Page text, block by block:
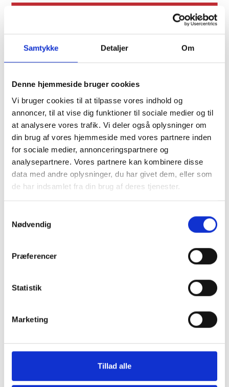
Samtykke Detaljer Om
Denne hjemmeside bruger cookies
Vi bruger cookies til at tilpasse vores indhold og
annoncer, til at vise dig funktioner til sociale medier og til
at analysere vores trafik. Vi deler også oplysninger om
din brug af vores hjemmeside med vores partnere inden
for sociale medier, annonceringspartnere og
analysepartnere. Vores partnere kan kombinere disse
data med andre oplysninger, du har givet dem, eller som
de har indsamlet fra din brug af deres tjenester.
Nødvendig
Præferencer
Statistik
Marketing
Tillad alle
Kontakt os for at høre mere om dette
RELATEREDE PRODUKTER